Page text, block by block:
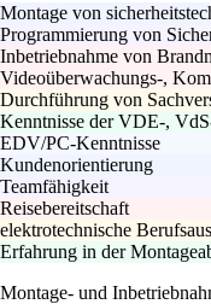
Montage von
Programmierung von
Inbetriebnahme von
Videoüberwachungs-,
Durchführung von
Kenntnisse der VDE-,
EDV/PC-Kenntnisse
Kundenorientierung
Teamfähigkeit
Reisebereitschaft
elektrotechnische
Erfahrung in der
Montage- und